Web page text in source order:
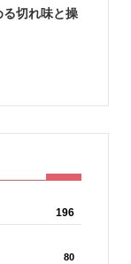
る切れ味と操
196
80